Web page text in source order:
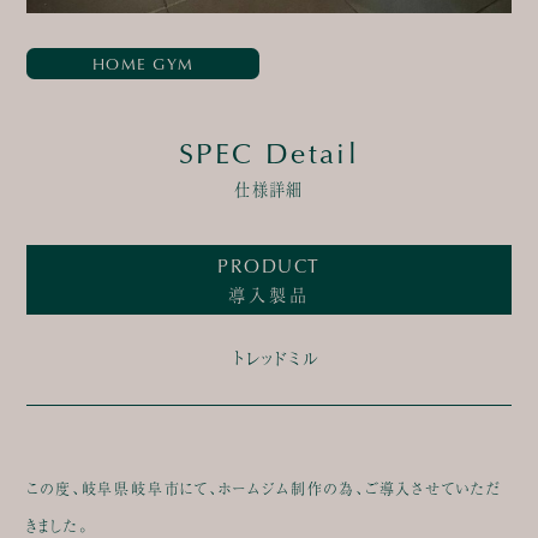
HOME GYM
SPEC Detail
仕様詳細
PRODUCT
導入製品
トレッドミル
この度、岐阜県岐阜市にて、ホームジム制作の為、ご導入させていただ
きました。